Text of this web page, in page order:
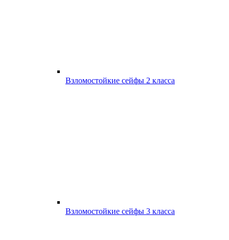
Взломостойкие сейфы 2 класса
Взломостойкие сейфы 3 класса